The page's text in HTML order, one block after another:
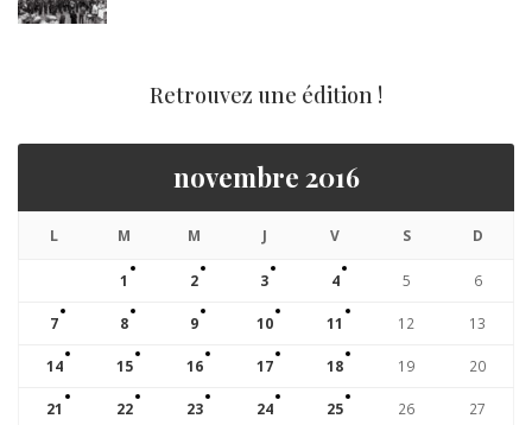
Retrouvez une édition !
novembre 2016
L M M J V S D
1 2 3 4 5 6
7 8 9 10 11 12 13
14 15 16 17 18 19 20
21 22 23 24 25 26 27